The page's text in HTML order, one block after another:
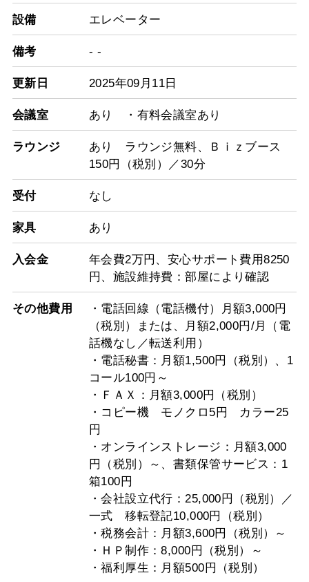
設備 エレベーター
備考 - -
更新日 2025年09月11日
会議室 あり ・有料会議室あり
ラウンジ
あり ラウンジ無料、Ｂｉｚブース
150円（税別）／30分
受付 なし
家具 あり
入会金
年会費2万円、安心サポート費用8250
円、施設維持費：部屋により確認
その他費用
・電話回線（電話機付）月額3,000円
（税別）または、月額2,000円/月（電
話機なし／転送利用）
・電話秘書：月額1,500円（税別）、1
コール100円～
・ＦＡＸ：月額3,000円（税別）
・コピー機 モノクロ5円 カラー25
円
・オンラインストレージ：月額3,000
円（税別）～、書類保管サービス：1
箱100円
・会社設立代行：25,000円（税別）／
一式 移転登記10,000円（税別）
・税務会計：月額3,600円（税別）～
・ＨＰ制作：8,000円（税別）～
・福利厚生：月額500円（税別）